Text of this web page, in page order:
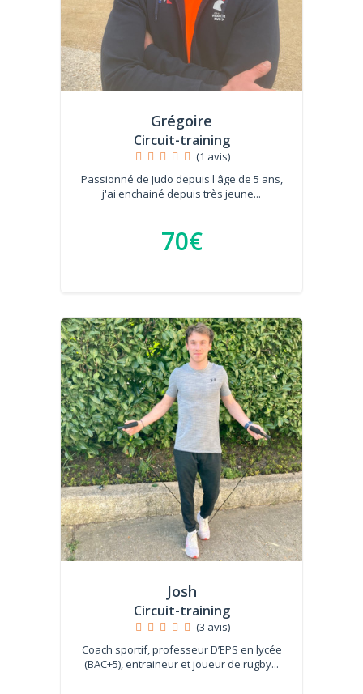
Grégoire
Circuit-training
(1 avis)
Passionné de Judo depuis l'âge de 5 ans,
j'ai enchainé depuis très jeune...
70€
Josh
Circuit-training
(3 avis)
Coach sportif, professeur D’EPS en lycée
(BAC+5), entraineur et joueur de rugby...